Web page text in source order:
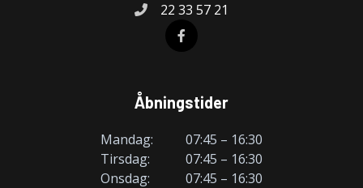
22 33 57 21
Åbningstider
Mandag:
07:45 – 16:30
Tirsdag:
07:45 – 16:30
Onsdag:
07:45 – 16:30